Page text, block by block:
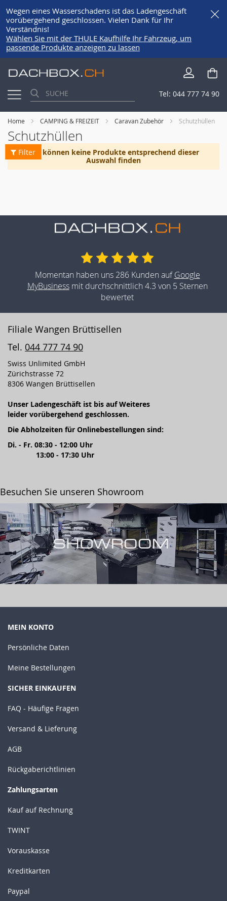
Wegen eines Wasserschadens ist das Ladengeschäft
vorübergehend geschlossen. Vielen Dank für Ihr
Verständnis!
Wählen Sie mit der THULE Kaufhilfe Ihr Fahrzeug, um
passende Produkte anzeigen zu lassen
zum
Tel: 044 777 74 90
Home CAMPING & FREIZEIT Caravan Zubehör Schutzhüllen
Schutzhüllen
Wir können keine Produkte entsprechend dieser
Auswahl finden
Filter
Momentan haben uns 286 Kunden aufGoogle
MyBusinessmit durchschnittlich 4.3 von 5 Sternen
bewertet
Filiale Wangen Brüttisellen
Tel. 044 777 74 90
Swiss Unlimited GmbH
Zürichstrasse 72
8306 Wangen Brüttisellen
Unser Ladengeschäft ist bis auf Weiteres
leider vorübergehend geschlossen.
Die Abholzeiten für Onlinebestellungen sind:
Di. - Fr. 08:30 - 12:00 Uhr
13:00 - 17:30 Uhr
Besuchen Sie unseren Showroom
MEIN KONTO
Persönliche Daten
Meine Bestellungen
SICHER EINKAUFEN
FAQ - Häufige Fragen
Versand & Lieferung
AGB
Rückgaberichtlinien
Zahlungsarten
Kauf auf Rechnung
TWINT
Vorauskasse
Kreditkarten
Paypal